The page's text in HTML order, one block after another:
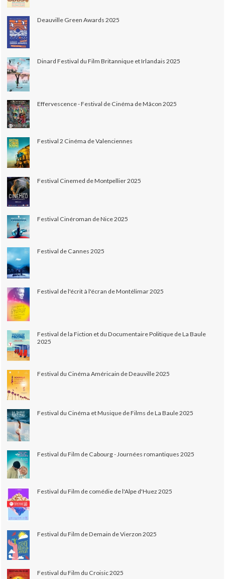
Deauville Green Awards 2025
Dinard Festival du Film Britannique et Irlandais 2025
Effervescence - Festival de Cinéma de Mâcon 2025
Festival 2 Cinéma de Valenciennes
Festival Cinemed de Montpellier 2025
Festival Cinéroman de Nice 2025
Festival de Cannes 2025
Festival de l'écrit à l'écran de Montélimar 2025
Festival de la Fiction et du Documentaire Politique de La Baule
2025
Festival du Cinéma Américain de Deauville 2025
Festival du Cinéma et Musique de Films de La Baule 2025
Festival du Film de Cabourg - Journées romantiques 2025
Festival du Film de comédie de l'Alpe d'Huez 2025
Festival du Film de Demain de Vierzon 2025
Festival du Film du Croisic 2025